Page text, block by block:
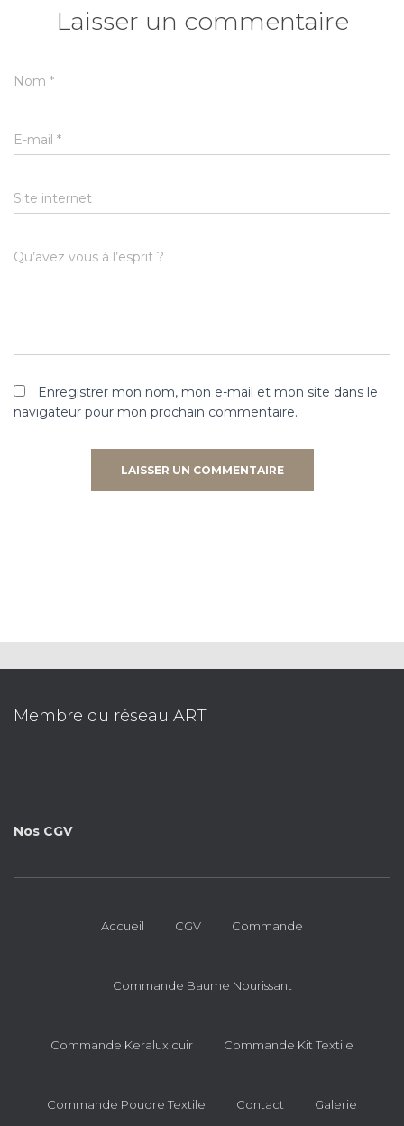
Laisser un commentaire
Nom *
E-mail *
Site internet
Qu’avez vous à l’esprit ?
Enregistrer mon nom, mon e-mail et mon site dans le
navigateur pour mon prochain commentaire.
Membre du réseau ART
Nos CGV
Accueil CGV Commande
Commande Baume Nourissant
Commande Keralux cuir Commande Kit Textile
Commande Poudre Textile Contact Galerie